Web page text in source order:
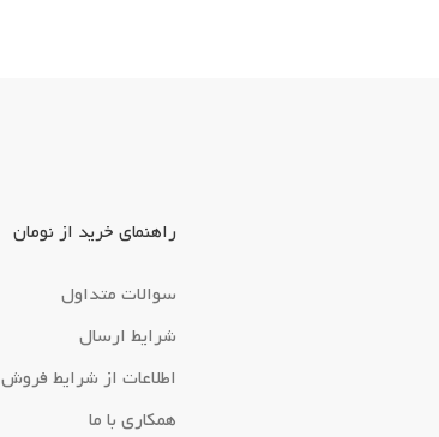
راهنمای خرید از نومان
سوالات متداول
شرایط ارسال
اطلاعات از شرایط فروش
همکاری با ما